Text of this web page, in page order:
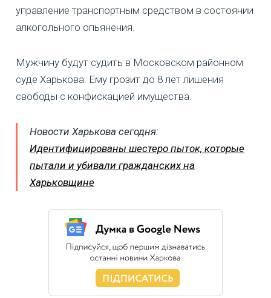
управление транспортным средством в состоянии
алкогольного опьянения.
Мужчину будут судить в Московском районном
суде Харькова. Ему грозит до 8 лет лишения
свободы с конфискацией имущества.
Новости Харькова сегодня:
Идентифицированы шестеро пыток, которые
пытали и убивали гражданских на
Харьковщине